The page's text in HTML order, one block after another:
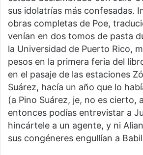
sus idolatrías más confesadas.
obras completas de Poe,
venían en dos tomos de pasta
la Universidad de Puerto Rico,
pesos en la primera feria del
en el pasaje de las estaciones
Suárez, hacía un año que lo
(a Pino Suárez, je, no es cierto,
entonces podías entrevistar a
hincártele a un agente, y ni
sus congéneres engullían a